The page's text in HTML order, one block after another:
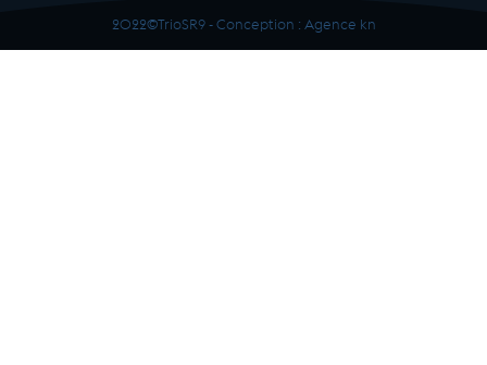
2022©TrioSR9 - Conception : Agence kn